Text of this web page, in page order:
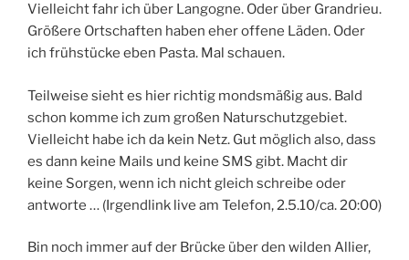
Vielleicht fahr ich über Langogne. Oder über Grandrieu.
Größere Ortschaften haben eher offene Läden. Oder
ich frühstücke eben Pasta. Mal schauen.
Teilweise sieht es hier richtig mondsmäßig aus. Bald
schon komme ich zum großen Naturschutzgebiet.
Vielleicht habe ich da kein Netz. Gut möglich also, dass
es dann keine Mails und keine SMS gibt. Macht dir
keine Sorgen, wenn ich nicht gleich schreibe oder
antworte … (Irgendlink live am Telefon, 2.5.10/ca. 20:00)
Bin noch immer auf der Brücke über den wilden Allier,